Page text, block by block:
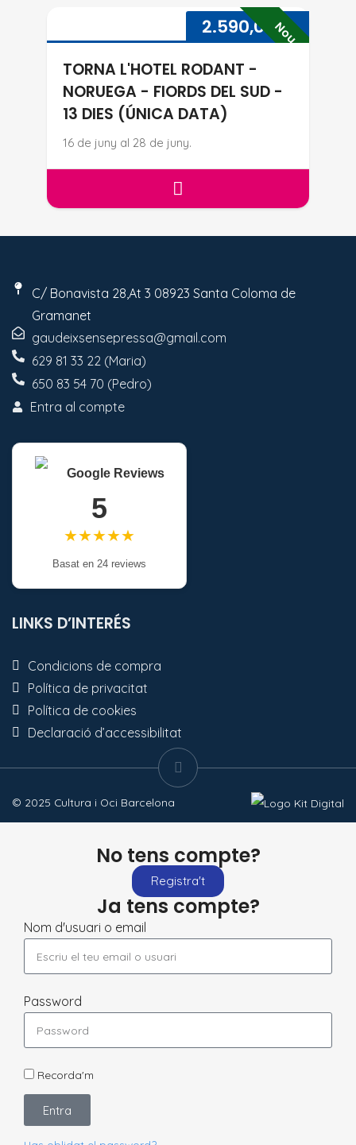
TORNA L'HOTEL RODANT -
Nou
2.590,00€
TORNA L'HOTEL RODANT -
NORUEGA - FIORDS DEL SUD -
13 DIES (ÚNICA DATA)
16 de juny al 28 de juny.
TORNA L'HOTEL RODANT -
C/ Bonavista 28,At 3 08923 Santa Coloma de
Gramanet
gaudeixsensepressa@gmail.com
629 81 33 22 (Maria)
650 83 54 70 (Pedro)
Entra al compte
Google Reviews
5
★★★★★
Basat en 24 reviews
LINKS D’INTERÉS
Condicions de compra
Política de privacitat
Política de cookies
Declaració d’accessibilitat
© 2025 Cultura i Oci Barcelona
No tens compte?
Registra't
Ja tens compte?
Nom d'usuari o email
Password
Recorda'm
Entra